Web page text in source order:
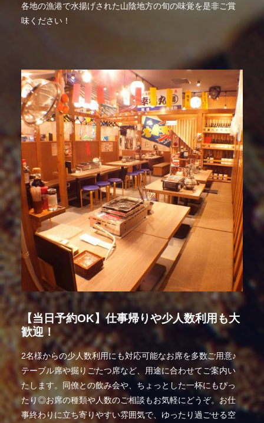
各地の漁港で水揚げされた山陰地方の旬の味覚を是非ご賞
味ください！
【当日予約OK】仕事帰りや少人数利用も大
歓迎！
2名様からの少人数利用にも対応可能なお席を多数ご用意♪
テーブル席や掘りごたつ席など、用途に合わせてご案内い
たします。同僚との飲み会や、ちょっとした一杯にもぴっ
たり◎お席の種類や人数のご相談もお気軽にどうぞ。お仕
事終わりに立ち寄りやすい雰囲気で、ゆったり過ごせる空